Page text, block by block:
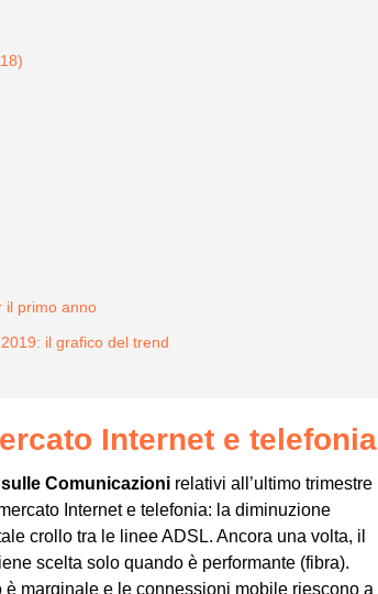
il primo anno
il grafico del trend
Internet e telefonia
Comunicazioni relativi all’ultimo trimestre
Internet e telefonia: la diminuzione
crollo tra le linee ADSL. Ancora una volta, il
scelta solo quando è performante (fibra).
marginale e le connessioni mobile riescono a